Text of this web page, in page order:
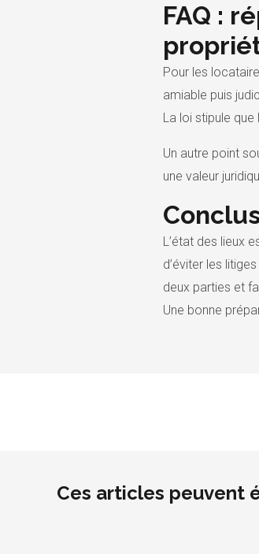
FAQ :
Pour les
amiable puis
La loi stipule
Un autre point
une valeur
L’état des lieux
d’éviter les
deux parties et
Une bonne
Ces articles peuvent